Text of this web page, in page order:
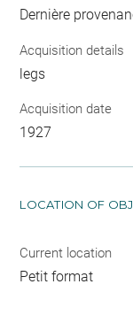
Dernière
Acquisition details
legs
Acquisition date
1927
LOCATION OF
Current location
Petit format